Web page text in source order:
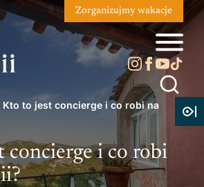
Zorganizujmy wakacje
Kto to jest concierge i co robi na
concierge i co robi